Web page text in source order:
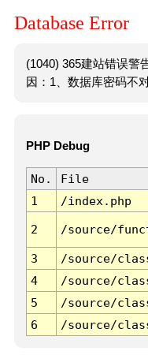
Database Error
(1040) 365建站错误警
因：1、数据库密码不
PHP Debug
No. File
1
/index.php
2 /source/
3 /source/
4
/source/
5
/source/
6
/source/